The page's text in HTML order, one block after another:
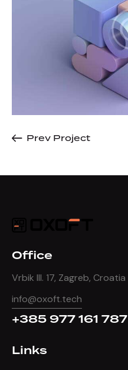
Prev Project
Office
Vrbik III. 17, Zagreb, Croatia
info@oxoft.tech
+385 977 161 787
Links